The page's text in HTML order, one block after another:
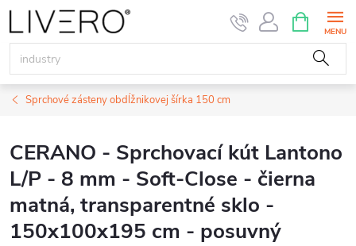
Prejsť
na
obsah
KOŠÍK
Sprchové zásteny obdĺžnikovej šírka 150 cm
CERANO - Sprchovací kút Lantono
L/P - 8 mm - Soft-Close - čierna
matná, transparentné sklo -
150x100x195 cm - posuvný